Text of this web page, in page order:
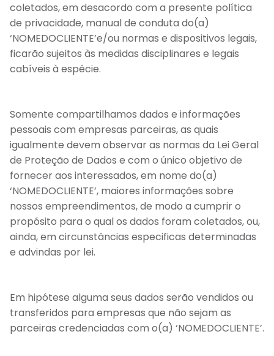
coletados, em desacordo com a presente política
de privacidade, manual de conduta do(a)
‘NOMEDOCLIENTE’e/ou normas e dispositivos legais,
ficarão sujeitos às medidas disciplinares e legais
cabíveis à espécie.
Somente compartilhamos dados e informações
pessoais com empresas parceiras, as quais
igualmente devem observar as normas da Lei Geral
de Proteção de Dados e com o único objetivo de
fornecer aos interessados, em nome do(a)
‘NOMEDOCLIENTE’, maiores informações sobre
nossos empreendimentos, de modo a cumprir o
propósito para o qual os dados foram coletados, ou,
ainda, em circunstâncias especificas determinadas
e advindas por lei.
Em hipótese alguma seus dados serão vendidos ou
transferidos para empresas que não sejam as
parceiras credenciadas com o(a) ‘NOMEDOCLIENTE’.